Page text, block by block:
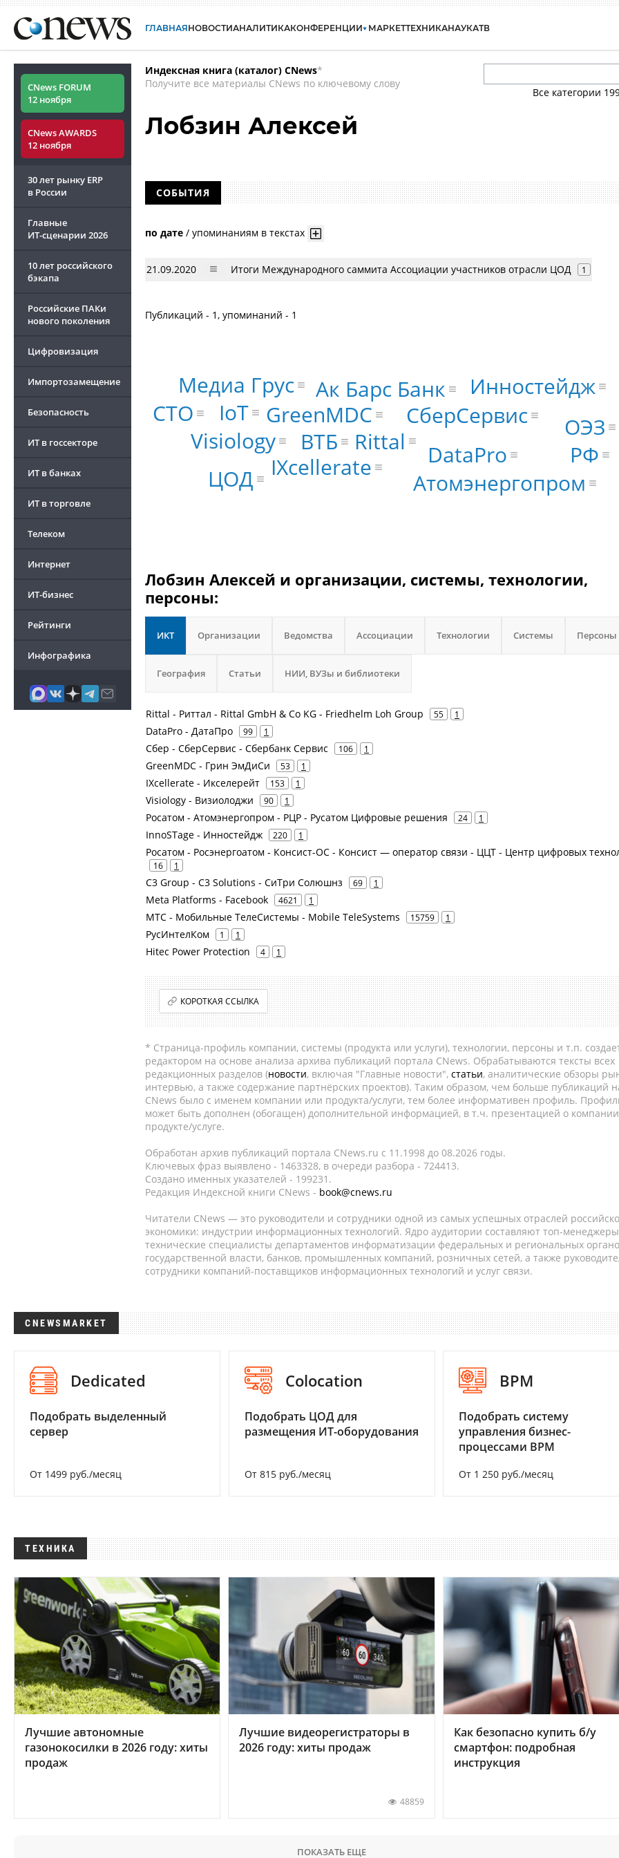
ГЛАВНАЯНОВОСТИАНАЛИТИКАКОНФЕРЕНЦИИ МАРКЕТТЕХНИКАНАУКАТВ
CNews FORUM
12 ноября
CNews AWARDS
12 ноября
30 лет рынку ERP
в России
Главные
ИТ-сценарии 2026
10 лет российского
бэкапа
Российские ПАКи
нового поколения
Цифровизация
Импортозамещение
Безопасность
ИТ в госсекторе
ИТ в банках
ИТ в торговле
Телеком
Интернет
ИТ-бизнес
Рейтинги
Инфографика
Индексная книга (каталог) CNews*
Получите все материалы CNews по ключевому слову
Все категории
Лобзин Алексей
СОБЫТИЯ
по дате / упоминаниям в текстах
21.09.2020 Итоги Международного саммита Ассоциации участников отрасли ЦОД 1
Публикаций - 1, упоминаний - 1
Rittal DataPro
СберСервис
GreenMDC
IXcellerate
Visiology
Атомэнергопром
Инностейдж
Ак Барс Банк
ВТБ
Медиа Грус
ЦОД
IoT
РФ
ОЭЗ
CTO
Лобзин Алексей и организации, системы, технологии,
персоны:
ИКТ Организации Ведомства Ассоциации Технологии Системы Персоны
География Статьи НИИ, ВУЗы и библиотеки
Rittal - Риттал - Rittal GmbH & Co KG - Friedhelm Loh Group 55 1
DataPro - ДатаПро 99 1
Сбер - СберСервис - Сбербанк Сервис 106 1
GreenMDC - Грин ЭмДиСи 53 1
IXcellerate - Икселерейт 153 1
Visiology - Визиолоджи 90 1
Росатом - Атомэнергопром - РЦР - Русатом Цифровые решения 24 1
InnoSTage - Инностейдж 220 1
Росатом - Росэнергоатом - Консист-ОС - Консист — оператор связи - ЦЦТ - Центр цифровых
16 1
C3 Group - C3 Solutions - СиТри Солюшнз 69 1
Meta Platforms - Facebook 4621 1
МТС - Мобильные ТелеСистемы - Mobile TeleSystems 15759 1
РусИнтелКом 1 1
Hitec Power Protection 4 1
КОРОТКАЯ ССЫЛКА
* Страница-профиль компании, системы (продукта или услуги), технологии, персоны и т.п.
редактором на основе анализа архива публикаций портала CNews. Обрабатываются тексты всех
редакционных разделов (новости, включая "Главные новости", статьи, аналитические обзоры
интервью, а также содержание партнёрских проектов). Таким образом, чем больше публикаций
CNews было с именем компании или продукта/услуги, тем более информативен профиль.
может быть дополнен (обогащен) дополнительной информацией, в т.ч. презентацией о
продукте/услуге.
Обработан архив публикаций портала CNews.ru c 11.1998 до 08.2026 годы.
Ключевых фраз выявлено - 1463328, в очереди разбора - 724413.
Создано именных указателей - 199231.
Редакция Индексной книги CNews - book@cnews.ru
Читатели CNews — это руководители и сотрудники одной из самых успешных отраслей
экономики: индустрии информационных технологий. Ядро аудитории составляют топ-
технические специалисты департаментов информатизации федеральных и региональных
государственной власти, банков, промышленных компаний, розничных сетей, а также
сотрудники компаний-поставщиков информационных технологий и услуг связи.
CNEWSMARKET
Dedicated
Подобрать выделенный
сервер
От 1499 руб./месяц
Colocation
Подобрать ЦОД для
размещения ИТ-оборудования
От 815 руб./месяц
BPM
Подобрать систему
управления бизнес-
процессами BPM
От 1 250 руб./месяц
ТЕХНИКА
Лучшие автономные
газонокосилки в 2026 году: хиты
продаж
Лучшие видеорегистраторы в
2026 году: хиты продаж
48859
Как безопасно купить б/у
смартфон: подробная
инструкция
ПОКАЗАТЬ ЕЩЕ